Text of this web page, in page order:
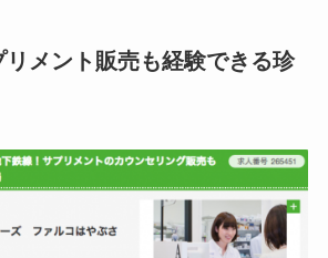
リメント販売も経験できる珍